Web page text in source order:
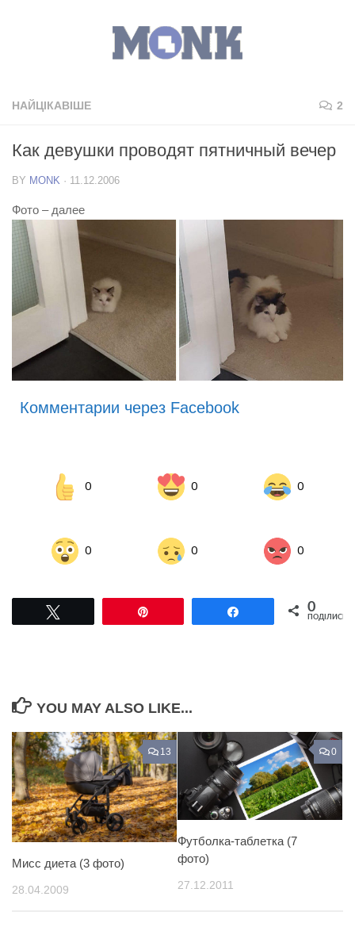
НАЙЦІКАВІШЕ 2
Как девушки проводят пятничный вечер
BY MONK · 11.12.2006
Фото – далее
Комментарии через Facebook
0 0 0
0 0 0
Поділитися0
ПОДІЛИСЬ
YOU MAY ALSO LIKE...
13
Мисс диета (3 фото)
28.04.2009
0
Футболка-таблетка (7
фото)
27.12.2011